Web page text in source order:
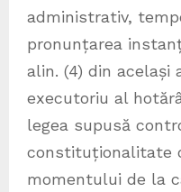
administrativ,
pronunțarea
alin. (4) din
executoriu al
legea supusă
constituționalitate
momentului de la